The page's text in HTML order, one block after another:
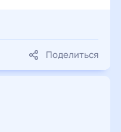
Поделиться